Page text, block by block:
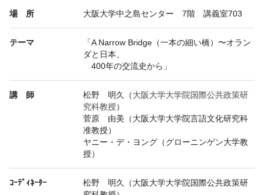
場 所 大阪大学中之島センター 7階 講義室703
テーマ
「A Narrow Bridge（一本の細い橋）〜オラン
ダと日本、
400年の交流史から」
講 師 松野 明久（大阪大学大学院国際公共政策研
究科教授）
菅原 由美（大阪大学大学院言語文化研究科
准教授）
ヤニー・デ・ヨング（グローニンゲン大学教
授）
ｺｰﾃﾞｨﾈｰﾀｰ
松野 明久（大阪大学大学院国際公共政策研